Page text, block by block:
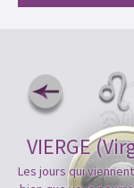
VIERGE
Les jours qui